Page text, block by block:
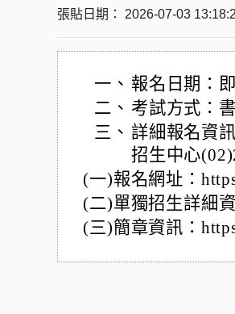
張貼日期： 2026-07-03
一、 報名日期：
二、 考試方式：
三、 詳細報名資
招生中心
(一)報名網址：
(二)單獨招生詳細
(三)簡章資訊：